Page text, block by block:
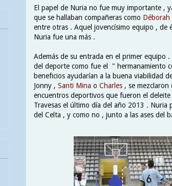
El papel de Nuria no fue muy importante ,
que se hallaban compañeras como Déborah
entre otras . Aquel jovencísimo equipo , de
Nuria fue una más .
Además de su entrada en el primer equipo
del deporte como fue el " hermanamiento
beneficios ayudarían a la buena viabilidad
Jonny , Santi Mina o Charles , se
encuentros deportivos que fueron el
Travesas el último día del año 2013 .
del Celta , y como no , junto a las ases del